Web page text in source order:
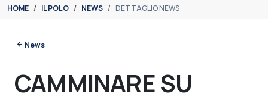
You are here:
HOME IL POLO NEWS DETTAGLIO NEWS
News
CAMMINARE SU